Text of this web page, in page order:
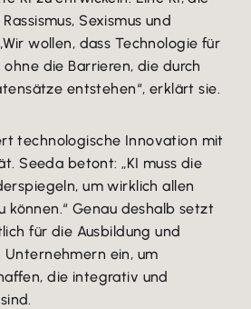
Sexismus und
wollen, dass Technologie für
die Barrieren, die durch
entstehen“, erklärt sie.
technologische Innovation mit
Seeda betont: „KI muss die
um wirklich allen
können.“ Genau deshalb setzt
für die Ausbildung und
Unternehmern ein, um
die integrativ und